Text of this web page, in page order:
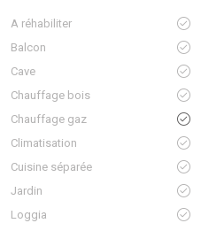
A réhabiliter
Balcon
Cave
Chauffage bois
Chauffage gaz
Climatisation
Cuisine séparée
Jardin
Loggia